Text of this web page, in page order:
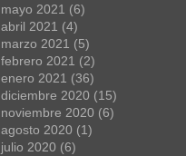
mayo 2021 (6)
abril 2021 (4)
marzo 2021 (5)
febrero 2021 (2)
enero 2021 (36)
diciembre 2020 (15)
noviembre 2020 (6)
agosto 2020 (1)
julio 2020 (6)